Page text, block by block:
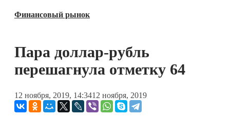
Блокчейн
Технологии
Книги
Финансовый рынок
Пара доллар-рубль
перешагнула отметку 64
12 ноября, 2019, 14:3412 ноября, 2019